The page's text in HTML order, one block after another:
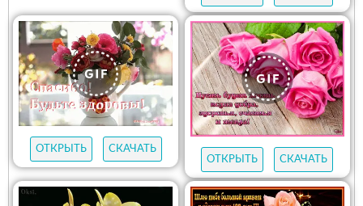
ОТКРЫТЬ
СКАЧАТЬ
ОТКРЫТЬ
СКАЧАТЬ